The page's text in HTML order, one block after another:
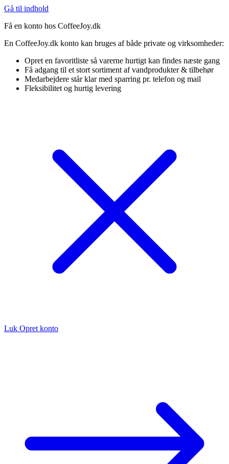
Gå til indhold
Få en konto hos CoffeeJoy.dk
En CoffeeJoy.dk konto kan bruges af både private og virksomheder:
Opret en favoritliste så varerne hurtigt kan findes næste gang
Få adgang til et stort sortiment af vandprodukter & tilbehør
Medarbejdere står klar med sparring pr. telefon og mail
Fleksibilitet og hurtig levering
Luk Opret konto